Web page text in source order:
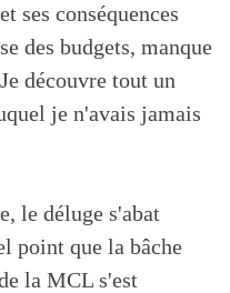
ses conséquences
des budgets, manque
découvre tout un
je n'avais jamais
le déluge s'abat
point que la bâche
la MCL s'est